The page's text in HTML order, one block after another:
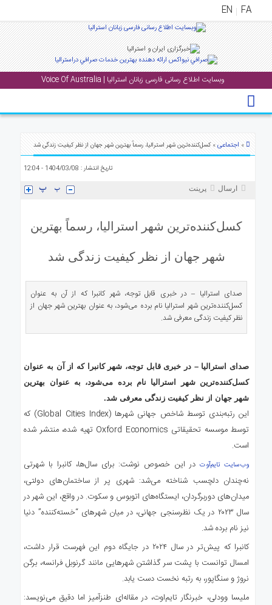
FA
EN
وبسایت اطلاع رسانی فارسی زبانان استرالیا | Voice Of Australia
منوی
اصلی
پادکست
» اجتماعی» کسل‌کننده‌ترین شهر استرالیا، رسماً بهترین شهر جهان از نظر کیفیت زندگی شد
تاریخ انتشار : 1404/03/08 - 12:04
ارسال پرینت
کسل‌کننده‌ترین شهر استرالیا، رسماً بهترین
شهر جهان از نظر کیفیت زندگی شد
صدای استرالیا – در خبری قابل توجه، شهر کانبرا که از آن به عنوان
کسل‌کننده‌ترین شهر استرالیا نام برده می‌شود، به عنوان بهترین شهر جهان از
نظر کیفیت زندگی معرفی شد.
صدای استرالیا – در خبری قابل توجه، شهر کانبرا که از آن به عنوان
کسل‌کننده‌ترین شهر استرالیا نام برده می‌شود، به عنوان بهترین
شهر جهان از نظر کیفیت زندگی معرفی شد.
این رتبه‌بندی توسط شاخص جهانی شهرها (Global Cities Index) که
توسط موسسه تحقیقاتی Oxford Economics تهیه شده، منتشر شده
است.
وب‌سایت تایم‌آوت در این خصوص نوشت: برای سال‌ها، کانبرا با شهرتی
نه‌چندان دلچسب شناخته می‌شد: شهری پر از ساختمان‌های دولتی،
میدان‌های دوربرگردان، ایستگاه‌های اتوبوس و سکوت. در واقع، این شهر در
سال ۲۰۲۳ در یک نظرسنجی جهانی، در میان شهرهای “خسته‌کننده” دنیا
نیز نام برده شد.
کانبرا که پیش‌تر در سال ۲۰۲۴ در جایگاه دوم این فهرست قرار داشت،
امسال توانست با پشت سر گذاشتن شهرهایی مانند گرنوبل فرانسه، برگن
نروژ و سنگاپور، به رتبه نخست دست یابد.
ملیسا وودلی، خبرنگار تایم‌اوت، در مقاله‌ای طنزآمیز اما دقیق می‌نویسد: